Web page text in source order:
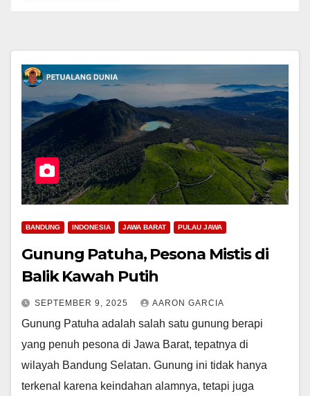
BANDUNG INDONESIA JAWA BARAT PULAU JAWA
Gunung Patuha, Pesona Mistis di
Balik Kawah Putih
SEPTEMBER 9, 2025 AARON GARCIA
Gunung Patuha adalah salah satu gunung berapi
yang penuh pesona di Jawa Barat, tepatnya di
wilayah Bandung Selatan. Gunung ini tidak hanya
terkenal karena keindahan alamnya, tetapi juga